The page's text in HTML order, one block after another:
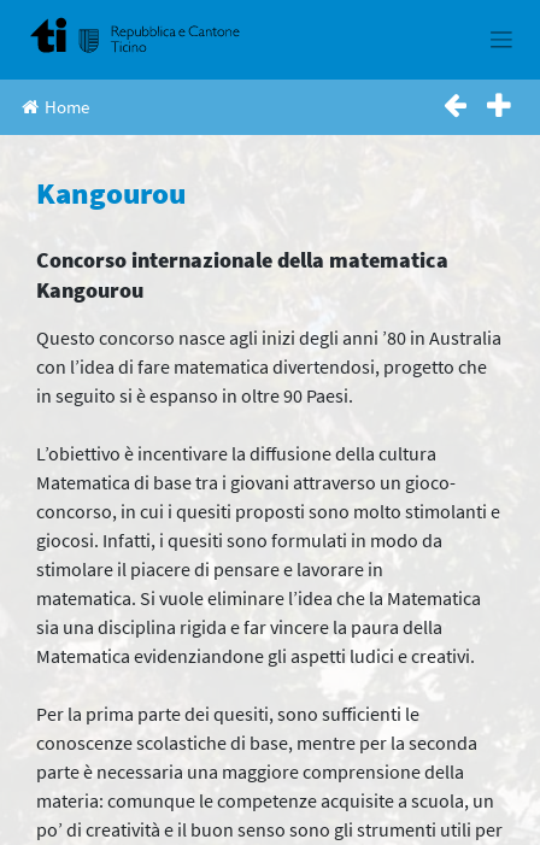
Home
Kangourou
Concorso internazionale della matematica
Kangourou
Questo concorso nasce agli inizi degli anni ’80 in Australia
con l’idea di fare matematica divertendosi, progetto che
in seguito si è espanso in oltre 90 Paesi.
L’obiettivo è incentivare la diffusione della cultura
Matematica di base tra i giovani attraverso un gioco-
concorso, in cui i quesiti proposti sono molto stimolanti e
giocosi. Infatti, i quesiti sono formulati in modo da
stimolare il piacere di pensare e lavorare in
matematica. Si vuole eliminare l’idea che la Matematica
sia una disciplina rigida e far vincere la paura della
Matematica evidenziandone gli aspetti ludici e creativi.
Per la prima parte dei quesiti, sono sufficienti le
conoscenze scolastiche di base, mentre per la seconda
parte è necessaria una maggiore comprensione della
materia: comunque le competenze acquisite a scuola, un
po’ di creatività e il buon senso sono gli strumenti utili per